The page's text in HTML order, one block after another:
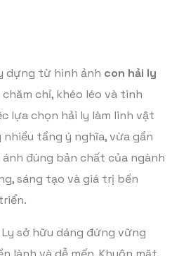
dựng từ hình ảnh con hải ly
chỉ, khéo léo và tinh
lựa chọn hải ly làm linh vật
nhiều tầng ý nghĩa, vừa gần
đúng bản chất của ngành
sáng tạo và giá trị bền
sở hữu dáng đứng vững